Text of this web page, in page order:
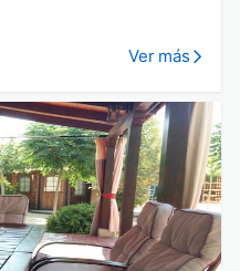
Ver más